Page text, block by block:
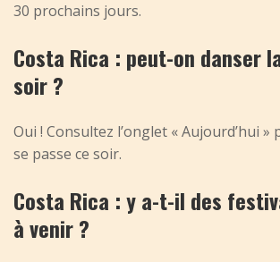
30 prochains jours.
Costa Rica : peut-on danser
soir ?
Oui ! Consultez l’onglet « Aujourd’hui »
se passe ce soir.
Costa Rica : y a-t-il des
à venir ?